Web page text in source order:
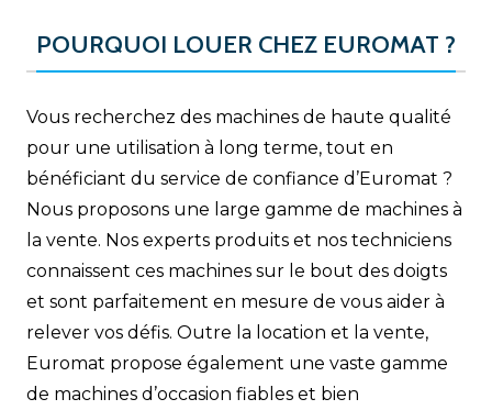
POURQUOI LOUER CHEZ EUROMAT ?
Vous recherchez des machines de haute qualité
pour une utilisation à long terme, tout en
bénéficiant du service de confiance d’Euromat ?
Nous proposons une large gamme de machines à
la vente. Nos experts produits et nos techniciens
connaissent ces machines sur le bout des doigts
et sont parfaitement en mesure de vous aider à
relever vos défis. Outre la location et la vente,
Euromat propose également une vaste gamme
de machines d’occasion fiables et bien